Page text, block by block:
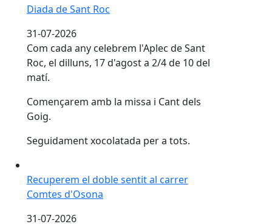
Diada de Sant Roc
31-07-2026
Com cada any celebrem l'Aplec de Sant
Roc, el dilluns, 17 d'agost a 2/4 de 10 del
matí.
Començarem amb la missa i Cant dels
Goig.
Seguidament xocolatada per a tots.
Recuperem el doble sentit al carrer
Comtes d'Osona
31-07-2026